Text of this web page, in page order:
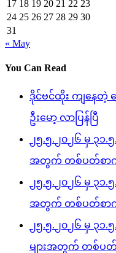
17 18 19 20 21 22 23
24 25 26 27 28 29 30
31
« May
You Can Read
ဒိုင်ဗင်ထိုး ကျနေတဲ့
ဦးမော့ လာပြန်ပြီ
၂၅.၅.၂၀၂၆ မှ ၃၁.
အတွက် တစ်ပတ်စာကံ
၂၅.၅.၂၀၂၆ မှ ၃၁
အတွက် တစ်ပတ်စာကံ
၂၅.၅.၂၀၂၆ မှ ၃
များအတွက် တစ်ပတ်